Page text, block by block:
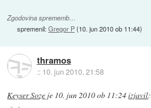
Zgodovina sprememb…
spremenil:Gregor P(10. jun 2010 ob 11:44)
thramos
:: 10. jun 2010, 21:58
Keyser Soze je 10. jun 2010 ob 11:24izjavil: